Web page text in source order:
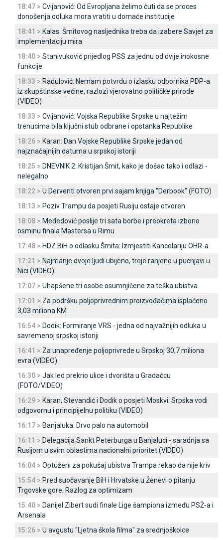
18:47 > Cvijanović: Od Evropljana želimo čuti da se proces
donošenja odluka mora vratiti u domaće institucije
18:41 > Kalas: Šmitovog nasljednika treba da izabere Savjet za
implementaciju mira
18:40 > Stanivuković prijedlog PSS za jednu od dvije inokosne
funkcije
18:33 > Radulović: Nemam potvrdu o izlasku odbornika PDP-a
iz skupštinske većine, razlozi vjerovatno političke prirode
(VIDEO)
18:33 > Cvijanović: Vojska Republike Srpske u najtežim
trenucima bila ključni stub odbrane i opstanka Republike
18:26 > Karan: Dan Vojske Republike Srpske jedan od
najznačajnijih datuma u srpskoj istoriji
18:25 > DNEVNIK 2: Kristijan Šmit, kako je došao tako i odlazi -
nelegalno
18:22 > U Derventi otvoren prvi sajam knjiga "Derbook" (FOTO)
18:13 > Poziv Trampu da posjeti Rusiju ostaje otvoren
18:08 > Međedović poslije tri sata borbe i preokreta izborio
osminu finala Mastersa u Rimu
17:48 > HDZ BiH o odlasku Šmita: Izmjestiti Kancelariju OHR-a
17:21 > Najmanje dvoje ljudi ubijeno, troje ranjeno u pucnjavi u
Nici (VIDEO)
17:07 > Uhapšene tri osobe osumnjičene za teška ubistva
17:01 > Za podršku poljoprivrednim proizvođačima isplaćeno
3,03 miliona KM
16:54 > Dodik: Formiranje VRS - jedna od najvažnijih odluka u
savremenoj srpskoj istoriji
16:41 > Za unapređenje poljoprivrede u Srpskoj 30,7 miliona
evra (VIDEO)
16:30 > Јak led prekrio ulice i dvorišta u Gradačcu
(FOTO/VIDEO)
16:29 > Karan, Stevandić i Dodik o posjeti Moskvi: Srpska vodi
odgovornu i principijelnu politiku (VIDEO)
16:17 > Banjaluka: Drvo palo na automobil
16:11 > Delegacija Sankt Peterburga u Banjaluci - saradnja sa
Rusijom u svim oblastima nacionalni prioritet (VIDEO)
16:04 > Optuženi za pokušaj ubistva Trampa rekao da nije kriv
15:54 > Pred suočavanje BiH i Hrvatske u Ženevi o pitanju
Trgovske gore: Razlog za optimizam
15:40 > Danijel Zibert sudi finale Lige šampiona između PSŽ-a i
Arsenala
15:26 > U avgustu "Ljetna škola filma" za srednjoškolce